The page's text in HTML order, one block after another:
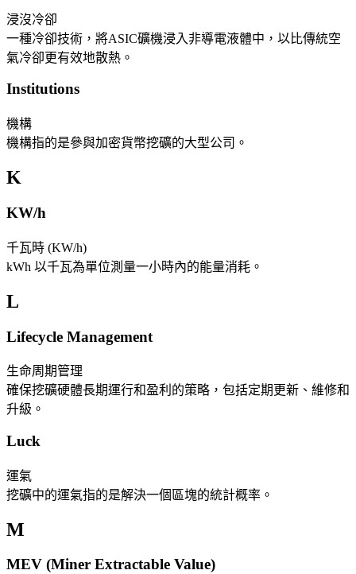
浸沒冷卻
一種冷卻技術，將ASIC礦機浸入非導電液體中，以比傳統空
氣冷卻更有效地散熱。
Institutions
機構
機構指的是參與加密貨幣挖礦的大型公司。
K
KW/h
千瓦時 (KW/h)
kWh 以千瓦為單位測量一小時內的能量消耗。
L
Lifecycle Management
生命周期管理
確保挖礦硬體長期運行和盈利的策略，包括定期更新、維修和
升級。
Luck
運氣
挖礦中的運氣指的是解決一個區塊的統計概率。
M
MEV (Miner Extractable Value)